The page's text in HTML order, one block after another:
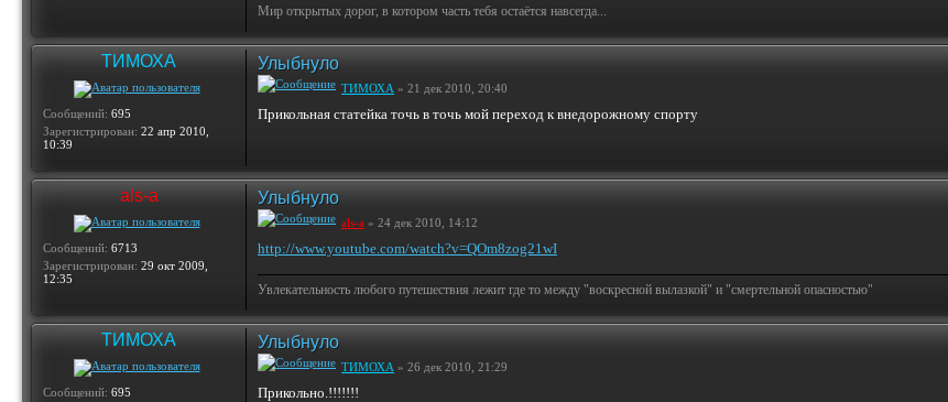
Мир открытых дорог, в котором часть тебя остаётся навсегда...
ТИМОХА
Сообщений: 695
Зарегистрирован: 22 апр 2010,
10:39
Улыбнуло
ТИМОХА » 21 дек 2010, 20:40
Прикольная статейка точь в точь мой переход к внедорожному спорту
als-a
Сообщений: 6713
Зарегистрирован: 29 окт 2009,
12:35
Улыбнуло
als-a » 24 дек 2010, 14:12
http://www.youtube.com/watch?v=QOm8zog21wI
Увлекательность любого путешествия лежит где то между "воскресной вылазкой" и "смертельной опасностью"
ТИМОХА
Сообщений: 695
Улыбнуло
ТИМОХА » 26 дек 2010, 21:29
Прикольно.!!!!!!!